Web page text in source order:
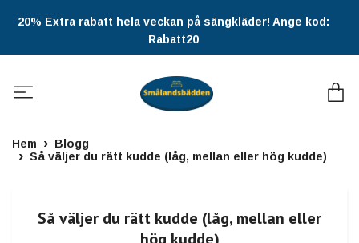
20% Extra rabatt hela veckan på sängkläder! Ange kod:
Rabatt20
Hem
Blogg
Så väljer du rätt kudde (låg, mellan eller hög kudde)
Så väljer du rätt kudde (låg, mellan eller